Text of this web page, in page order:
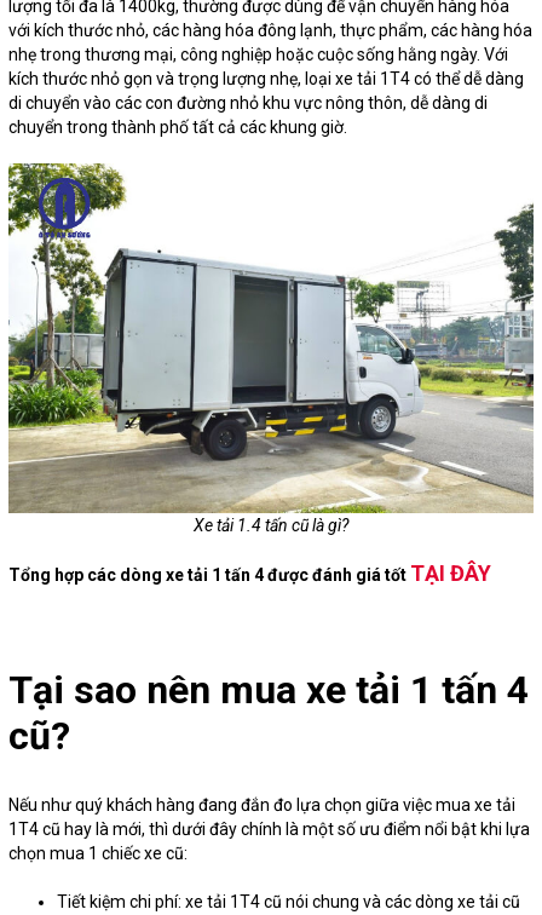
lượng tối đa là 1400kg, thường được dùng để vận chuyển hàng hóa
với kích thước nhỏ, các hàng hóa đông lạnh, thực phẩm, các hàng hóa
nhẹ trong thương mại, công nghiệp hoặc cuộc sống hằng ngày. Với
kích thước nhỏ gọn và trọng lượng nhẹ, loại xe tải 1T4 có thể dễ dàng
di chuyển vào các con đường nhỏ khu vực nông thôn, dễ dàng di
chuyển trong thành phố tất cả các khung giờ.
Xe tải 1.4 tấn cũ là gì?
Tổng hợp các dòng xe tải 1 tấn 4 được đánh giá tốt TẠI ĐÂY
Tại sao nên mua xe tải 1 tấn 4
cũ?
Nếu như quý khách hàng đang đắn đo lựa chọn giữa việc mua xe tải
1T4 cũ hay là mới, thì dưới đây chính là một số ưu điểm nổi bật khi lựa
chọn mua 1 chiếc xe cũ:
Tiết kiệm chi phí: xe tải 1T4 cũ nói chung và các dòng xe tải cũ